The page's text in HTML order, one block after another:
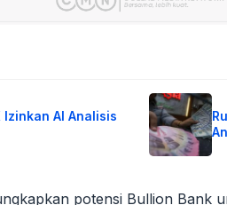
Izinkan AI Analisis
potensi Bullion Bank